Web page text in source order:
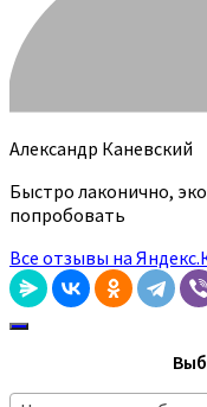
Александр Каневский
Быстро лаконично,
попробовать
Все отзывы на